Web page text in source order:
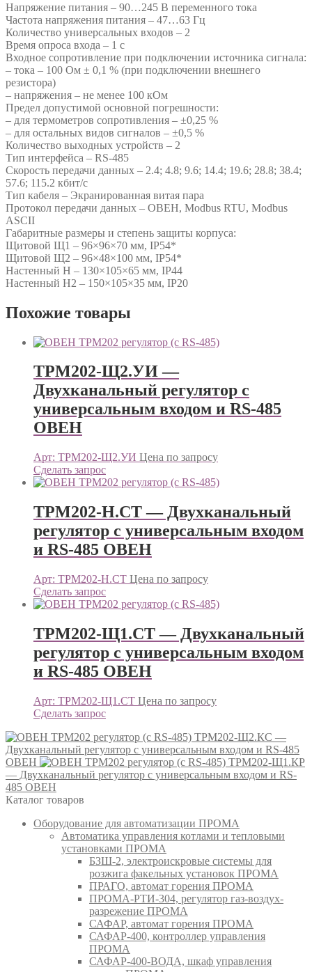
Напряжение питания – 90…245 В переменного тока
Частота напряжения питания – 47…63 Гц
Количество универсальных входов – 2
Время опроса входа – 1 с
Входное сопротивление при подключении источника сигнала:
– тока – 100 Ом ± 0,1 % (при подключении внешнего
резистора)
– напряжения – не менее 100 кОм
Предел допустимой основной погрешности:
– для термометров сопротивления – ±0,25 %
– для остальных видов сигналов – ±0,5 %
Количество выходных устройств – 2
Тип интерфейса – RS-485
Скорость передачи данных – 2.4; 4.8; 9.6; 14.4; 19.6; 28.8; 38.4;
57.6; 115.2 кбит/с
Тип кабеля – Экранированная витая пара
Протокол передачи данных – ОВЕН, Modbus RTU, Modbus
ASCII
Габаритные размеры и степень защиты корпуса:
Щитовой Щ1 – 96×96×70 мм, IP54*
Щитовой Щ2 – 96×48×100 мм, IP54*
Настенный Н – 130×105×65 мм, IP44
Настенный Н2 – 150×105×35 мм, IP20
Похожие товары
ТРМ202-Щ2.УИ —
Двухканальный регулятор с
универсальным входом и RS-485
ОВЕН
Арт: ТРМ202-Щ2.УИ Цена по запросу
Сделать запрос
ТРМ202-Н.СТ — Двухканальный
регулятор с универсальным входом
и RS-485 ОВЕН
Арт: ТРМ202-Н.СТ Цена по запросу
Сделать запрос
ТРМ202-Щ1.СТ — Двухканальный
регулятор с универсальным входом
и RS-485 ОВЕН
Арт: ТРМ202-Щ1.СТ Цена по запросу
Сделать запрос
ТРМ202-Щ2.КС —
Двухканальный регулятор с универсальным входом и RS-485
ОВЕН
ТРМ202-Щ1.КР
— Двухканальный регулятор с универсальным входом и RS-
485 ОВЕН
Каталог товаров
Оборудование для автоматизации ПРОМА
Автоматика управления котлами и тепловыми
установками ПРОМА
БЗШ-2, электроискровые системы для
розжига факельных установок ПРОМА
ПРАГО, автомат горения ПРОМА
ПРОМА-РТИ-304, регулятор газ-воздух-
разрежение ПРОМА
САФАР, автомат горения ПРОМА
САФАР-400, контроллер управления
ПРОМА
САФАР-400-ВОДА, шкаф управления